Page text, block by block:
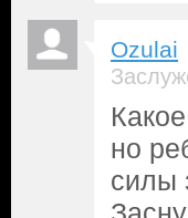
Ozulai
но
силы